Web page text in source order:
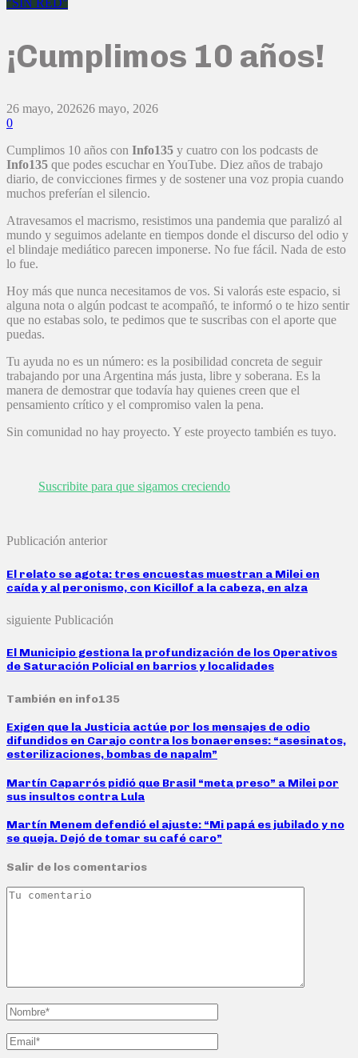
¡Cumplimos 10 años!
26 mayo, 202626 mayo, 2026
0
Cumplimos 10 años con Info135 y cuatro con los podcasts de
Info135 que podes escuchar en YouTube. Diez años de trabajo
diario, de convicciones firmes y de sostener una voz propia cuando
muchos preferían el silencio.
Atravesamos el macrismo, resistimos una pandemia que paralizó al
mundo y seguimos adelante en tiempos donde el discurso del odio y
el blindaje mediático parecen imponerse. No fue fácil. Nada de esto
lo fue.
Hoy más que nunca necesitamos de vos. Si valorás este espacio, si
alguna nota o algún podcast te acompañó, te informó o te hizo sentir
que no estabas solo, te pedimos que te suscribas con el aporte que
puedas.
Tu ayuda no es un número: es la posibilidad concreta de seguir
trabajando por una Argentina más justa, libre y soberana. Es la
manera de demostrar que todavía hay quienes creen que el
pensamiento crítico y el compromiso valen la pena.
Sin comunidad no hay proyecto. Y este proyecto también es tuyo.
Suscribite para que sigamos creciendo
Publicación anterior
El relato se agota: tres encuestas muestran a Milei en
caída y al peronismo, con Kicillof a la cabeza, en alza
siguiente Publicación
El Municipio gestiona la profundización de los Operativos
de Saturación Policial en barrios y localidades
También en info135
Exigen que la Justicia actúe por los mensajes de odio
difundidos en Carajo contra los bonaerenses: “asesinatos,
esterilizaciones, bombas de napalm”
Martín Caparrós pidió que Brasil “meta preso” a Milei por
sus insultos contra Lula
Martín Menem defendió el ajuste: “Mi papá es jubilado y no
se queja. Dejó de tomar su café caro”
Salir de los comentarios